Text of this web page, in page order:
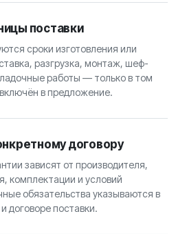
поставки
сроки изготовления или
разгрузка, монтаж, шеф-
работы — только в том
в предложение.
договору
зависят от производителя,
комплектации и условий
обязательства указываются в
договоре поставки.